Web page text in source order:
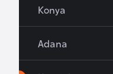
Konya
Adana
c
a
n